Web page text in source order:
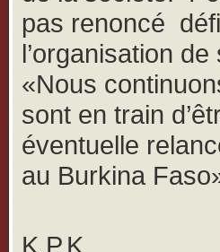
pas renoncé
l’organisation
«Nous
sont en train
éventuelle
au Burkina
K.P.K